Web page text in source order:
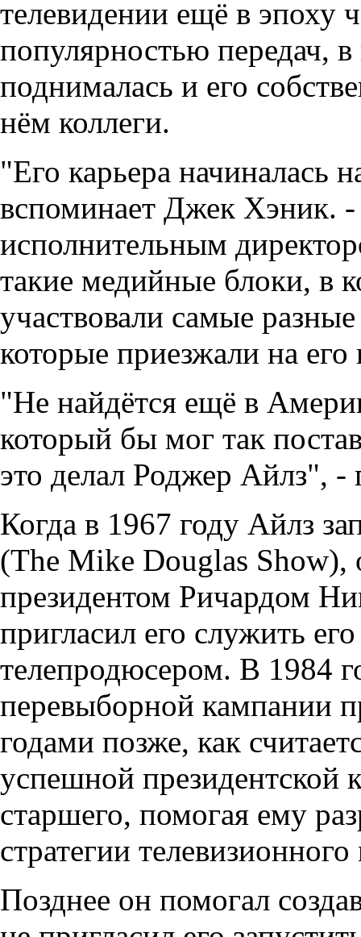
телевидении ещё в эпоху
популярностью передач,
поднималась и его
нём коллеги.
"Его карьера начиналась
вспоминает Джек Хэник. -
исполнительным
такие медийные блоки, в
участвовали самые
которые приезжали на
"Не найдётся ещё в
который бы мог так
это делал Роджер Айлз",
Когда в 1967 году Айлз
(The Mike Douglas Show),
президентом Ричардом
пригласил его служить
телепродюсером. В 1984
перевыборной кампании
годами позже, как
успешной
старшего, помогая ему
стратегии
Позднее он помогал